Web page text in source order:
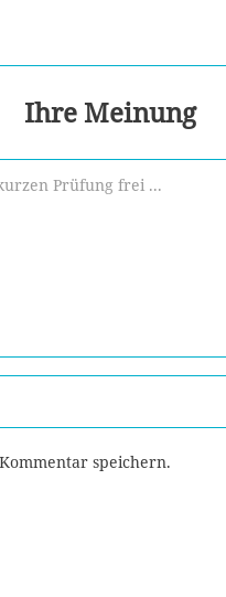
Ihre Meinung
speichern.